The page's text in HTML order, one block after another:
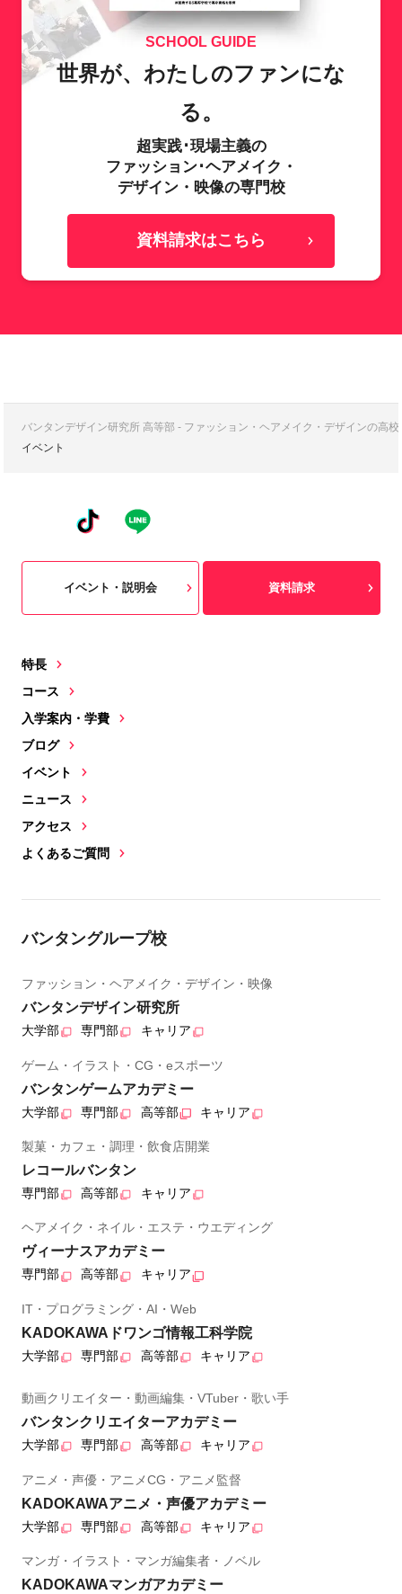
SCHOOL GUIDE
世界が、わたしのファンにな
る。
超実践･現場主義の
ファッション･ヘアメイク・
デザイン・映像の専門校
資料請求はこちら
バンタンデザイン研究所 高等部 - ファッション・ヘアメイク・デザインの高
イベント
特長
コース
入学案内・学費
ブログ
イベント
ニュース
アクセス
よくあるご質問
イベント・説明会 資料請求
バンタングループ校
ファッション・ヘアメイク・デザイン・映像
バンタンデザイン研究所
大学部 専門部 キャリア
ゲーム・イラスト・CG・eスポーツ
バンタンゲームアカデミー
大学部 専門部 高等部 キャリア
製菓・カフェ・調理・飲食店開業
レコールバンタン
専門部 高等部 キャリア
ヘアメイク・ネイル・エステ・ウエディング
ヴィーナスアカデミー
専門部 高等部 キャリア
IT・プログラミング・AI・Web
KADOKAWAドワンゴ情報工科学院
大学部 専門部 高等部 キャリア
動画クリエイター・動画編集・VTuber・歌い手
バンタンクリエイターアカデミー
大学部 専門部 高等部 キャリア
アニメ・声優・アニメCG・アニメ監督
KADOKAWAアニメ・声優アカデミー
大学部 専門部 高等部 キャリア
マンガ・イラスト・マンガ編集者・ノベル
KADOKAWAマンガアカデミー